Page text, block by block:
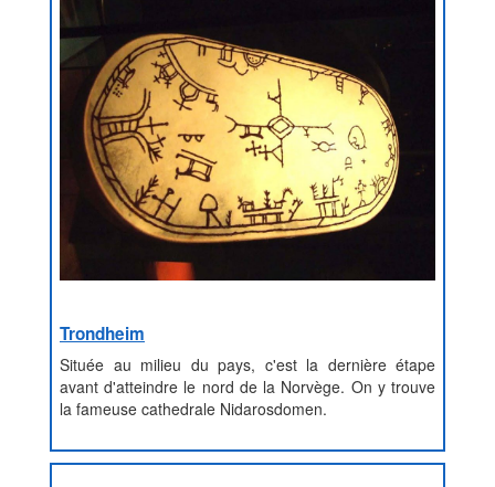
Trondheim
Située au milieu du pays, c'est la dernière étape
avant d'atteindre le nord de la Norvège. On y trouve
la fameuse cathedrale Nidarosdomen.